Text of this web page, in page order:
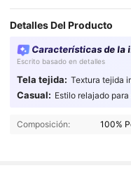
Detalles Del Producto
Características de
Escrito basado en detalles
Tela tejida: Textura tejida
Casual: Estilo relajado
Composición: 100%
4.92 26K
26K
26K